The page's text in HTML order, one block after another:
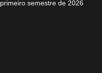
primeiro semestre de 2026